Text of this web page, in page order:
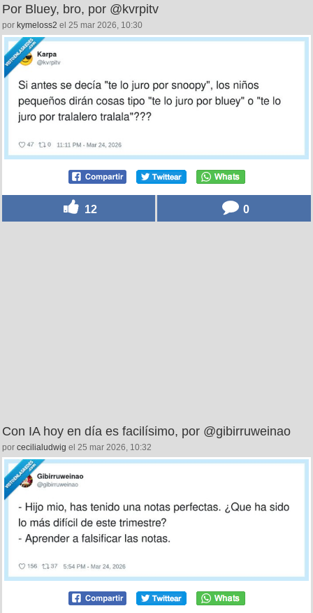
Por Bluey, bro, por @kvrpitv
por kymeloss2 el 25 mar 2026, 10:30
12 0
Con IA hoy en día es facilísimo, por @gibirruweinao
por cecilialudwig el 25 mar 2026, 10:32